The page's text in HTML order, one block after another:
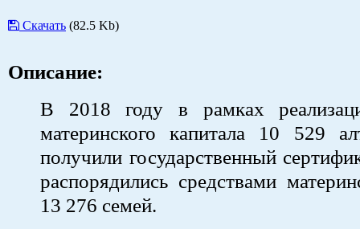
Скачать (82.5 Kb)
Описание:
В 2018 году в рамках
материнского капитала 10 529
получили государственный
распорядились средствами
13 276 семей.